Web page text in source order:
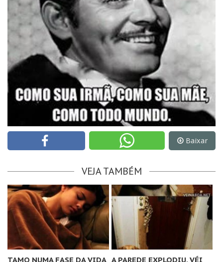
Baixar
VEJA TAMBÉM
TAMO NUMA FASE DA VIDA A PAREDE EXPLODIU, VÉI